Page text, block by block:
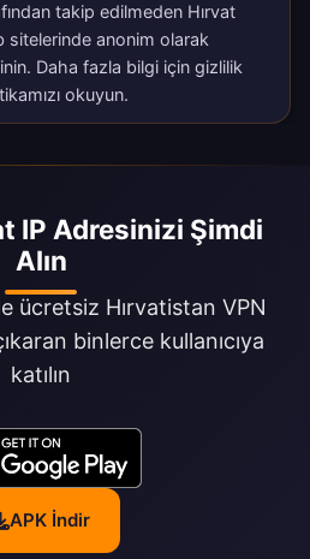
takip edilmeden Hırvat
sitelerinde anonim olarak
Daha fazla bilgi için gizlilik
okuyun.
IP Adresinizi Şimdi
Alın
ücretsiz Hırvatistan VPN
binlerce kullanıcıya
katılın
APK İndir